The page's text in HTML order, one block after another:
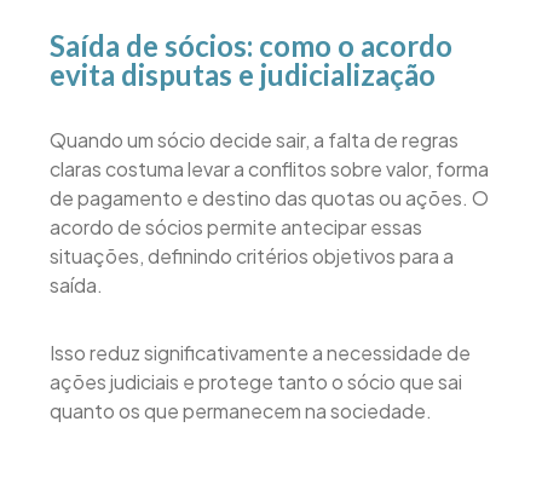
Saída de sócios: como o acordo
evita disputas e judicialização
Quando um sócio decide sair, a falta de regras
claras costuma levar a conflitos sobre valor, forma
de pagamento e destino das quotas ou ações. O
acordo de sócios permite antecipar essas
situações, definindo critérios objetivos para a
saída.
Isso reduz significativamente a necessidade de
ações judiciais e protege tanto o sócio que sai
quanto os que permanecem na sociedade.